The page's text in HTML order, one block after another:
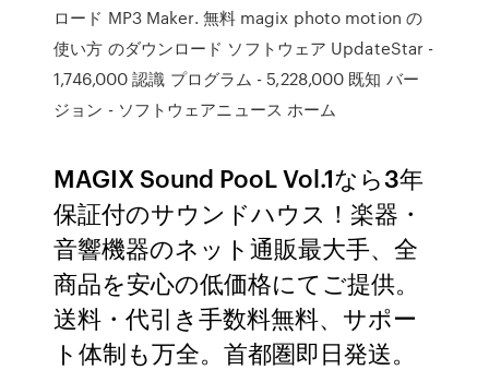
ロード MP3 Maker. 無料 magix photo motion の
使い方 のダウンロード ソフトウェア UpdateStar -
1,746,000 認識 プログラム - 5,228,000 既知 バー
ジョン - ソフトウェアニュース ホーム
MAGIX Sound PooL Vol.1なら3年
保証付のサウンドハウス！楽器・
音響機器のネット通販最大手、全
商品を安心の低価格にてご提供。
送料・代引き手数料無料、サポー
ト体制も万全。首都圏即日発送。